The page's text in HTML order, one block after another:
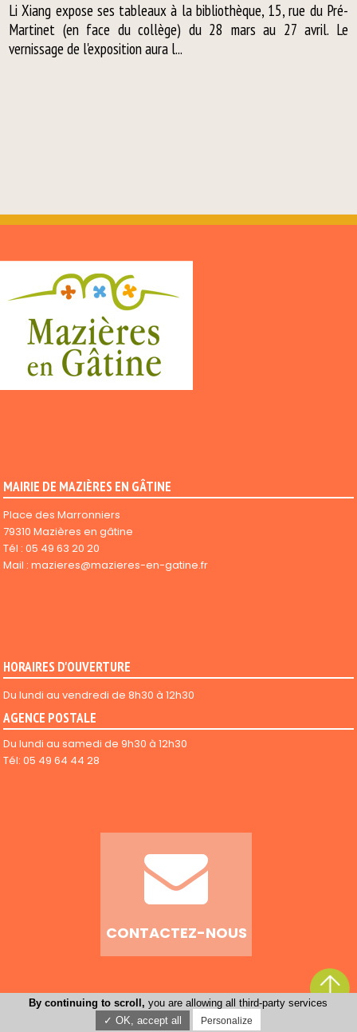
Li Xiang expose ses tableaux à la bibliothèque, 15, rue du Pré-
Martinet (en face du collège) du 28 mars au 27 avril. Le
vernissage de l'exposition aura l...
MAIRIE DE MAZIÈRES EN GÂTINE
Place des Marronniers
79310 Mazières en gâtine
Tél : 05 49 63 20 20
Mail : mazieres@mazieres-en-gatine.fr
HORAIRES D'OUVERTURE
Du lundi au vendredi de 8h30 à 12h30
AGENCE POSTALE
Du lundi au samedi de 9h30 à 12h30
Tél: 05 49 64 44 28
CONTACTEZ-NOUS
Mentions légales-Conception : Tabula Rasa
By continuing to scroll, you are allowing all third-party services
✓ OK, accept all
Personalize